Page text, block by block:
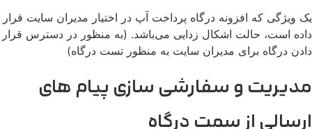
یک ویژگی که افزونه درگاه پرداخت آپ در اختیار مدیران سایت قرار
داده است، حالت اشکال زدایی می‌باشد. (به منظور در دسترس قرار
دادن درگاه برای مدیران سایت به منظور تست درگاه)
مدیریت و سفارشی سازی پیام های
ارسالی از سمت درگاه